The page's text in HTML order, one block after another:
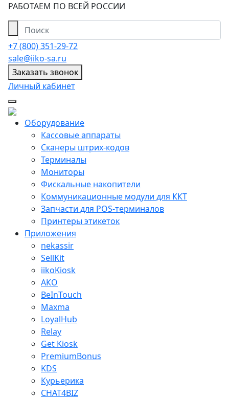
РАБОТАЕМ ПО ВСЕЙ РОССИИ
+7 (800) 351-29-72
sale@iiko-sa.ru
Заказать звонок
Личный кабинет
Оборудование
Кассовые аппараты
Сканеры штрих-кодов
Терминалы
Мониторы
Фискальные накопители
Коммуникационные модули для ККТ
Запчасти для POS-терминалов
Принтеры этикеток
Приложения
nekassir
SellKit
iikoKiosk
АКО
BeInTouch
Maxma
LoyalHub
Relay
Get Kiosk
PremiumBonus
KDS
Курьерика
CHAT4BIZ